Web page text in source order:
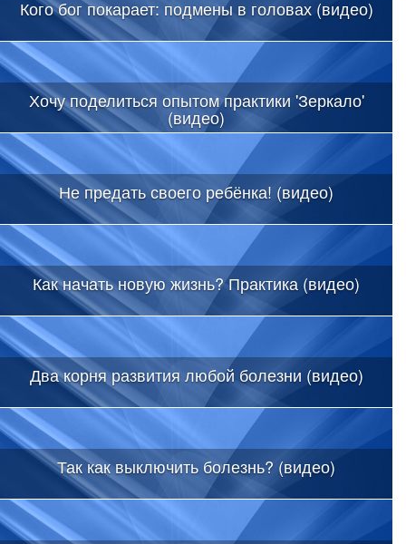
Кого бог покарает: подмены в головах (видео)
Хочу поделиться опытом практики 'Зеркало'
(видео)
Не предать своего ребёнка! (видео)
Как начать новую жизнь? Практика (видео)
Два корня развития любой болезни (видео)
Так как выключить болезнь? (видео)